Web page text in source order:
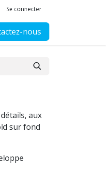
Se connecter
nous
aux
sur fond